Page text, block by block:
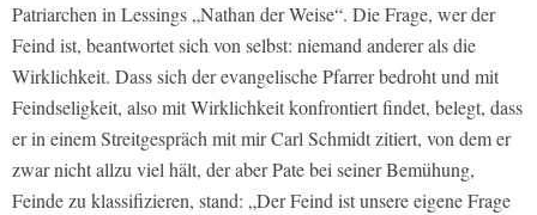
Patriarchen in Lessings „Nathan der Weise“. Die Frage, wer der
Feind ist, beantwortet sich von selbst: niemand anderer als die
Wirklichkeit. Dass sich der evangelische Pfarrer bedroht und mit
Feindseligkeit, also mit Wirklichkeit konfrontiert findet, belegt, dass
er in einem Streitgespräch mit mir Carl Schmidt zitiert, von dem er
zwar nicht allzu viel hält, der aber Pate bei seiner Bemühung,
Feinde zu klassifizieren, stand: „Der Feind ist unsere eigene Frage